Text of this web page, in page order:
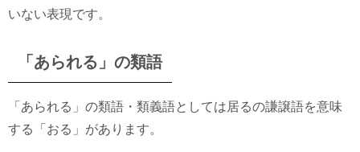
いない表現です。
「あられる」の類語
「あられる」の類語・類義語としては居るの謙譲語を意味
する「おる」があります。